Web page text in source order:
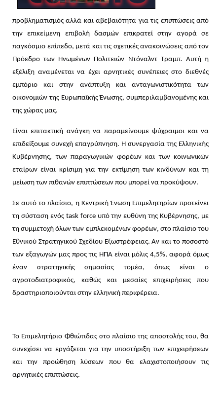
προβληματισμός αλλά και αβεβαιότητα για τις επιπτώσεις από
την επικείμενη επιβολή δασμών επικρατεί στην αγορά σε
παγκόσμιο επίπεδο, μετά και τις σχετικές ανακοινώσεις από τον
Πρόεδρο των Ηνωμένων Πολιτειών Ντόναλντ Τραμπ. Αυτή η
εξέλιξη αναμένεται να έχει αρνητικές συνέπειες στο διεθνές
εμπόριο και στην ανάπτυξη και ανταγωνιστικότητα των
οικονομιών της Ευρωπαϊκής Ένωσης, συμπεριλαμβανομένης και
της χώρας μας.
Είναι επιτακτική ανάγκη να παραμείνουμε ψύχραιμοι και να
επιδείξουμε συνεχή επαγρύπνηση. Η συνεργασία της Ελληνικής
Κυβέρνησης, των παραγωγικών φορέων και των κοινωνικών
εταίρων είναι κρίσιμη για την εκτίμηση των κινδύνων και τη
μείωση των πιθανών επιπτώσεων που μπορεί να προκύψουν.
Σε αυτό το πλαίσιο, η Κεντρική Ένωση Επιμελητηρίων προτείνει
τη σύσταση ενός task force υπό την ευθύνη της Κυβέρνησης, με
τη συμμετοχή όλων των εμπλεκομένων φορέων, στο πλαίσιο του
Εθνικού Στρατηγικού Σχεδίου Εξωστρέφειας. Αν και το ποσοστό
των εξαγωγών μας προς τις ΗΠΑ είναι μόλις 4,5%, αφορά όμως
έναν στρατηγικής σημασίας τομέα, όπως είναι ο
αγροτοδιατροφικός, καθώς και μεσαίες επιχειρήσεις που
δραστηριοποιούνται στην ελληνική περιφέρεια.
Το Επιμελητήριο Φθιώτιδας στο πλαίσιο της αποστολής του, θα
συνεχίσει να εργάζεται για την υποστήριξη των επιχειρήσεων
και την προώθηση λύσεων που θα ελαχιστοποιήσουν τις
αρνητικές επιπτώσεις.